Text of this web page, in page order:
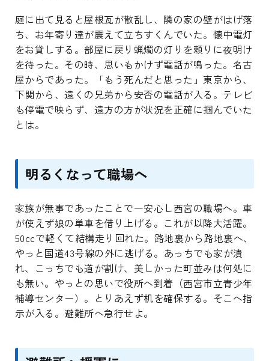
庭に出て見ると屋根瓦が散乱し、隣の家の壁がはげ落
ち、お年寄り達が震えて立ちすくんでいた。懐中電灯
をお貸しする。部屋に戻り蝋燭の灯りを頼りに夜明け
を待った。その時、思いもかけず電話が鳴った。名古
屋からであった。「もう死んだと思った」東京から、
下関から、遠くの兄弟から安否の電話が入る。テレビ
も停電で映らず、遠方の方が状況を正確に掴んでいた
とは。
明るくなって職場へ
家族が無事であったことで一安心し西宮の職場へ。車
が使えず娘の単車を借り上げる。これが以降大活躍。
50ccで軽くて結構走り回れた。路地裏から路地裏へ、
やっと国道43号線の外に逃げる。あっちでも家が潰
れ、こっちでも道が割け、美しかった町並みは何処に
も無い。やっとの思いで役所へ到着（西宮市立青少年
補導センター）。とりあえず机を確保する。そこへ指
示が入る。避難所へ急行せよ。